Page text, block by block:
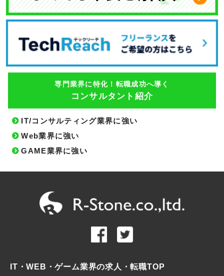
専門業界に特化！転職成功へ導く
コンサルタント紹介
IT/コンサルティング業界に強い
Web業界に強い
GAME業界に強い
IT・WEB・ゲーム業界の求人・転職TOP